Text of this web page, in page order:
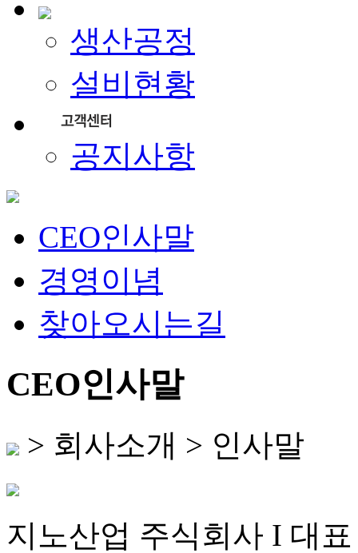
생산공정
설비현황
공지사항
CEO인사말
경영이념
찾아오시는길
CEO인사말
> 회사소개 > 인사말
지노산업 주식회사 I 대